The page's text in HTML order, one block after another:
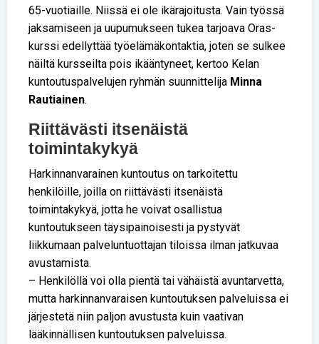
65-vuotiaille. Niissä ei ole ikärajoitusta. Vain työssä
jaksamiseen ja uupumukseen tukea tarjoava Oras-
kurssi edellyttää työelämäkontaktia, joten se sulkee
näiltä kursseilta pois ikääntyneet, kertoo Kelan
kuntoutuspalvelujen ryhmän suunnittelija Minna
Rautiainen.
Riittävästi itsenäistä
toimintakykyä
Harkinnanvarainen kuntoutus on tarkoitettu
henkilöille, joilla on riittävästi itsenäistä
toimintakykyä, jotta he voivat osallistua
kuntoutukseen täysipainoisesti ja pystyvät
liikkumaan palveluntuottajan tiloissa ilman jatkuvaa
avustamista.
– Henkilöllä voi olla pientä tai vähäistä avuntarvetta,
mutta harkinnanvaraisen kuntoutuksen palveluissa ei
järjestetä niin paljon avustusta kuin vaativan
lääkinnällisen kuntoutuksen palveluissa.